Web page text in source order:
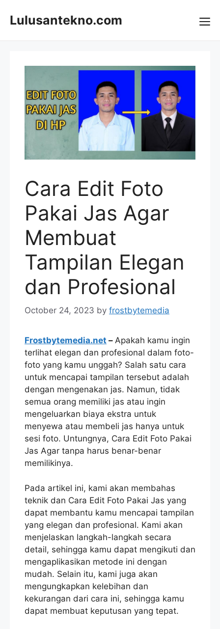
Lulusantekno.com
Cara Edit Foto
Pakai Jas Agar
Membuat
Tampilan Elegan
dan Profesional
October 24, 2023 by frostbytemedia
Frostbytemedia.net – Apakah kamu ingin
terlihat elegan dan profesional dalam foto-
foto yang kamu unggah? Salah satu cara
untuk mencapai tampilan tersebut adalah
dengan mengenakan jas. Namun, tidak
semua orang memiliki jas atau ingin
mengeluarkan biaya ekstra untuk
menyewa atau membeli jas hanya untuk
sesi foto. Untungnya, Cara Edit Foto Pakai
Jas Agar tanpa harus benar-benar
memilikinya.
Pada artikel ini, kami akan membahas
teknik dan Cara Edit Foto Pakai Jas yang
dapat membantu kamu mencapai tampilan
yang elegan dan profesional. Kami akan
menjelaskan langkah-langkah secara
detail, sehingga kamu dapat mengikuti dan
mengaplikasikan metode ini dengan
mudah. Selain itu, kami juga akan
mengungkapkan kelebihan dan
kekurangan dari cara ini, sehingga kamu
dapat membuat keputusan yang tepat.